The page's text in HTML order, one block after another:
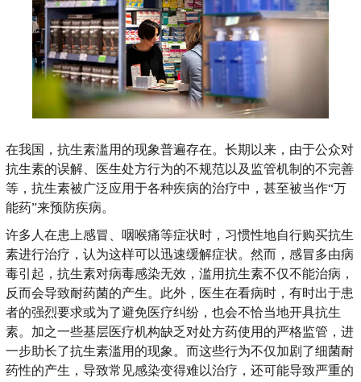
在我国，抗生素滥用的现象普遍存在。长期以来，由于公众对
抗生素的误解、医生处方行为的不规范以及监管机制的不完善
等，抗生素被广泛应用于各种疾病的治疗中，甚至被当作“万
能药”来预防疾病。
许多人在患上感冒、咽喉痛等症状时，习惯性地自行购买抗生
素进行治疗，认为这样可以迅速缓解症状。然而，感冒多由病
毒引起，抗生素对病毒感染无效，滥用抗生素不仅不能治病，
反而会导致耐药菌的产生。此外，医生在看病时，有时出于患
者的强烈要求或为了避免医疗纠纷，也会不恰当地开具抗生
素。加之一些基层医疗机构缺乏对处方药使用的严格监管，进
一步助长了抗生素滥用的现象。而这些行为不仅加剧了细菌耐
药性的产生，导致常见感染变得难以治疗，还可能导致严重的